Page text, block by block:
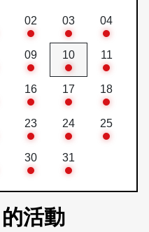
02 03 04
09 10 11
16 17 18
23 24 25
30 31
的活動